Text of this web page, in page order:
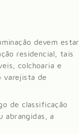
devem estar
residencial, tais
colchoaria e
varejista de
de classificação
abrangidas, a